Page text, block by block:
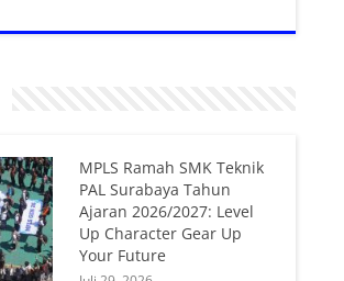
MPLS Ramah SMK Teknik
PAL Surabaya Tahun
Ajaran 2026/2027: Level
Up Character Gear Up
Your Future